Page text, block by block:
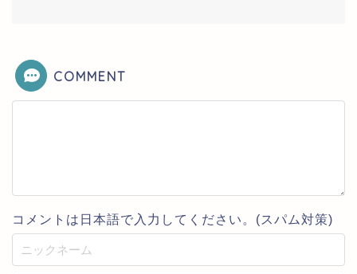
COMMENT
コメントは日本語で入力してください。(スパム対策)